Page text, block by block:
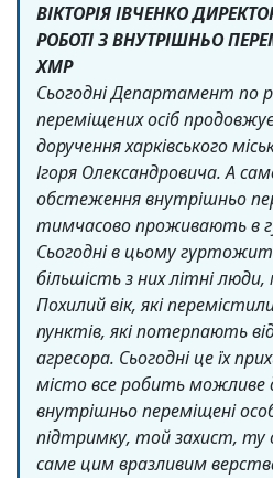
ВІКТОРІЯ ІВЧЕНКО
РОБОТІ З ВНУТРІШНЬО
ХМР
Сьогодні Департамент по
переміщених осіб
доручення харківського
Ігоря Олександровича. А
обстеження внутрішньо
тимчасово проживають в
Сьогодні в цьому
більшість з них літні люди,
Похилий вік, які
пунктів, які потерпають
агресора. Сьогодні це їх
місто все робить
внутрішньо переміщені
підтримку, той захист, ту
саме цим вразливим